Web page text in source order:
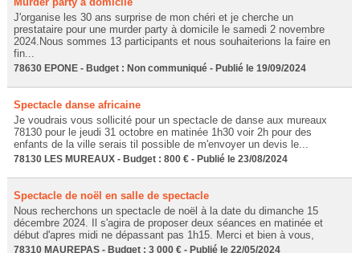
J'organise les 30 ans surprise de mon chéri et je cherche un
prestataire pour une murder party à domicile le samedi 2 novembre
2024.Nous sommes 13 participants et nous souhaiterions la faire en
fin...
78630 EPONE - Budget : Non communiqué - Publié le 19/09/2024
Spectacle danse africaine
Je voudrais vous sollicité pour un spectacle de danse aux mureaux
78130 pour le jeudi 31 octobre en matinée 1h30 voir 2h pour des
enfants de la ville serais til possible de m'envoyer un devis le...
78130 LES MUREAUX - Budget : 800 € - Publié le 23/08/2024
Spectacle de noël en salle de spectacle
Nous recherchons un spectacle de noël à la date du dimanche 15
décembre 2024. Il s'agira de proposer deux séances en matinée et
début d'apres midi ne dépassant pas 1h15. Merci et bien à vous,
78310 MAUREPAS - Budget : 3 000 € - Publié le 22/05/2024